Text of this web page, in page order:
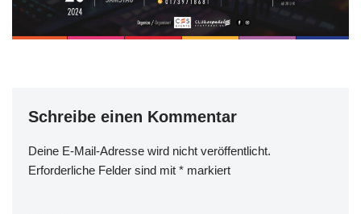
Schreibe einen Kommentar
Deine E-Mail-Adresse wird nicht veröffentlicht.
Erforderliche Felder sind mit * markiert